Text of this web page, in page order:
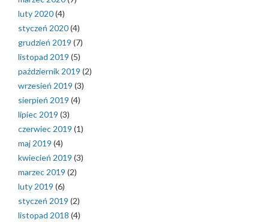
luty 2020(4)
styczeń 2020(4)
grudzień 2019 (7)
listopad 2019 (5)
październik 2019 (2)
wrzesień 2019 (3)
sierpień 2019 (4)
lipiec 2019 (3)
czerwiec 2019 (1)
maj 2019 (4)
kwiecień 2019 (3)
marzec 2019 (2)
luty 2019 (6)
styczeń 2019 (2)
listopad 2018 (4)